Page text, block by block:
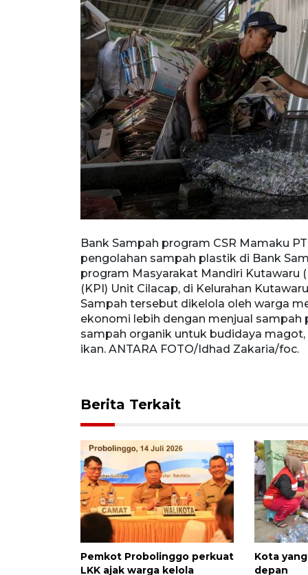
Bank Sampah program CSR Mamaku
pengolahan sampah plastik di Bank
program Masyarakat Mandiri Kutawaru
(KPI) Unit Cilacap, di Kelurahan
Sampah tersebut dikelola oleh warga
ekonomi lebih dengan menjual
sampah organik untuk budidaya
ikan. ANTARA FOTO/Idhad Zakaria/foc.
Berita Terkait
Pemkot Probolinggo perkuat
LKK ajak warga kelola
Kota
depan